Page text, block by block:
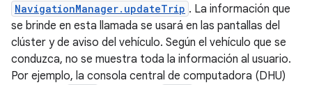
NavigationManager.updateTrip . La información que
se brinde en esta llamada se usará en las pantallas del
clúster y de aviso del vehículo. Según el vehículo que se
conduzca, no se muestra toda la información al usuario.
Por ejemplo, la consola central de computadora (DHU)